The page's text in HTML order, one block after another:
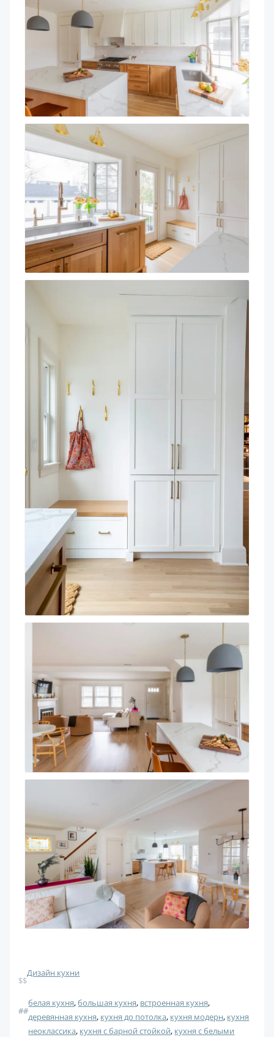
$$
Дизайн кухни
##
белая кухня, большая кухня, встроенная кухня
деревянная кухня, кухня до потолка, кухня модерн, кухня
неоклассика, кухня с барной стойкой, кухня с белыми